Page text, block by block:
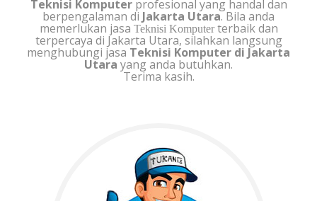
Teknisi Komputerprofesional yang handal dan
berpengalaman di Jakarta Utara. Bila anda
memerlukan jasa Teknisi Komputerterbaik dan
terpercaya di Jakarta Utara, silahkan langsung
menghubungi jasa Teknisi Komputer di Jakarta
Utara yang anda butuhkan.
Terima kasih.